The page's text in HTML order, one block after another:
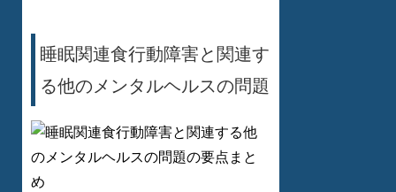
睡眠関連食行動障害と関連す
る他のメンタルヘルスの問題